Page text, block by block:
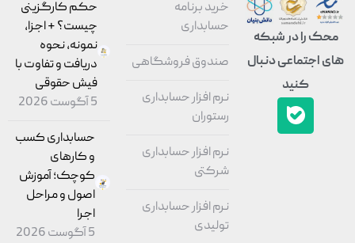
محک را در شبکه
های اجتماعی دنبال
کنید
خرید برنامه
حسابداری
صندوق فروشگاهی
نرم افزار حسابداری
رستوران
نرم افزار حسابداری
شرکتی
نرم افزار حسابداری
تولیدی
حکم کارگزینی
چیست؟ + اجزا،
نمونه، نحوه
دریافت و تفاوت با
فیش حقوقی
5 آگوست 2026
حسابداری کسب
و کارهای
کوچک؛ آموزش
اصول و مراحل
اجرا
5 آگوست 2026